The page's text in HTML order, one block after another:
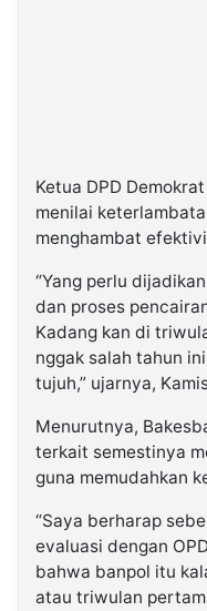
Ketua DPD
menilai
menghambat
“Yang perlu
dan proses
Kadang kan di
nggak salah tahun
tujuh,” ujarnya,
Menurutnya,
terkait semestinya
guna memudahkan
“Saya berharap
evaluasi dengan
bahwa banpol itu
atau triwulan